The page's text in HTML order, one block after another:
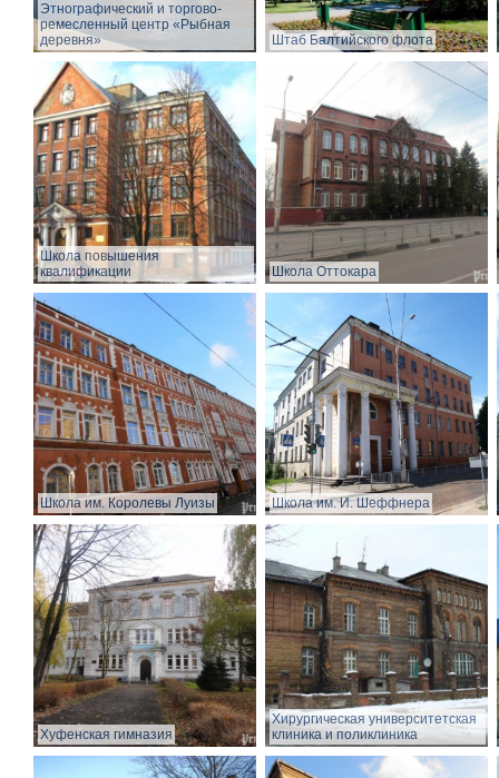
Этнографический и торгово-
ремесленный центр «Рыбная
деревня»
Штаб Балтийского флота
Школа повышения
квалификации
Школа Оттокара
Школа им. Королевы Луизы Школа им. И. Шеффнера
Хуфенская гимназия
Хирургическая университетская
клиника и поликлиника